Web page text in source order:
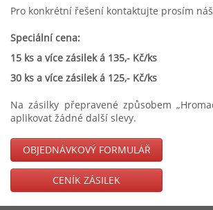
Pro konkrétní řešení kontaktujte prosím
Speciální cena:
15 ks a více zásilek á 135,- Kč/ks
30 ks a více zásilek á 125,- Kč/ks
Na zásilky přepravené způsobem
aplikovat žádné další slevy.
OBJEDNÁVKOVÝ FORMULÁŘ
CENÍK ZÁSILEK